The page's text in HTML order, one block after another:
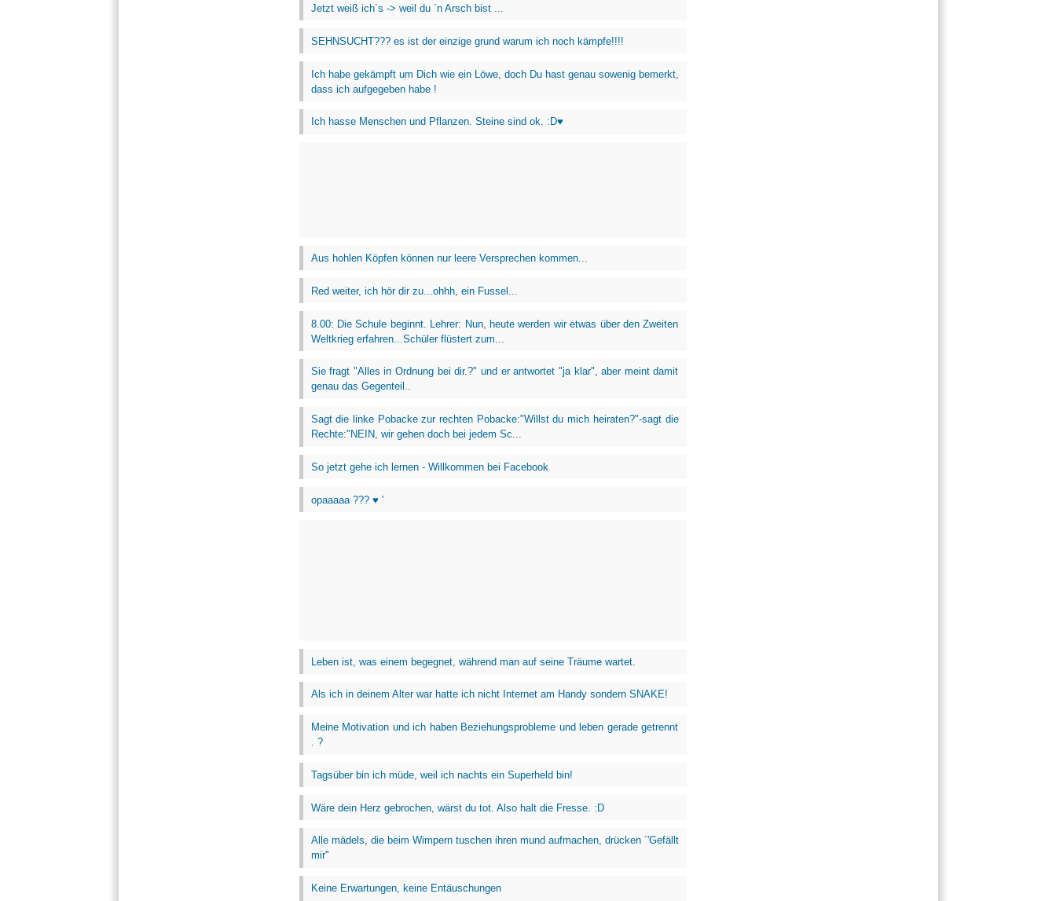
Jetzt weiß ich´s -> weil du ´n Arsch bist ...
SEHNSUCHT??? es ist der einzige grund warum ich noch kämpfe!!!!
Ich habe gekämpft um Dich wie ein Löwe, doch Du hast genau sowenig bemerkt,
dass ich aufgegeben habe !
Ich hasse Menschen und Pflanzen. Steine sind ok. :D♥
Aus hohlen Köpfen können nur leere Versprechen kommen...
Red weiter, ich hör dir zu...ohhh, ein Fussel...
8.00: Die Schule beginnt. Lehrer: Nun, heute werden wir etwas über den Zweiten
Weltkrieg erfahren...Schüler flüstert zum...
Sie fragt "Alles in Ordnung bei dir.?" und er antwortet "ja klar", aber meint damit
genau das Gegenteil..
Sagt die linke Pobacke zur rechten Pobacke:"Willst du mich heiraten?"-sagt die
Rechte:"NEIN, wir gehen doch bei jedem Sc...
So jetzt gehe ich lernen - Willkommen bei Facebook
opaaaaa ??? ♥ '
Leben ist, was einem begegnet, während man auf seine Träume wartet.
Als ich in deinem Alter war hatte ich nicht Internet am Handy sondern SNAKE!
Meine Motivation und ich haben Beziehungsprobleme und leben gerade getrennt
. ?
Tagsüber bin ich müde, weil ich nachts ein Superheld bin!
Wäre dein Herz gebrochen, wärst du tot. Also halt die Fresse. :D
Alle mädels, die beim Wimpern tuschen ihren mund aufmachen, drücken ´'Gefällt
mir''
Keine Erwartungen, keine Entäuschungen